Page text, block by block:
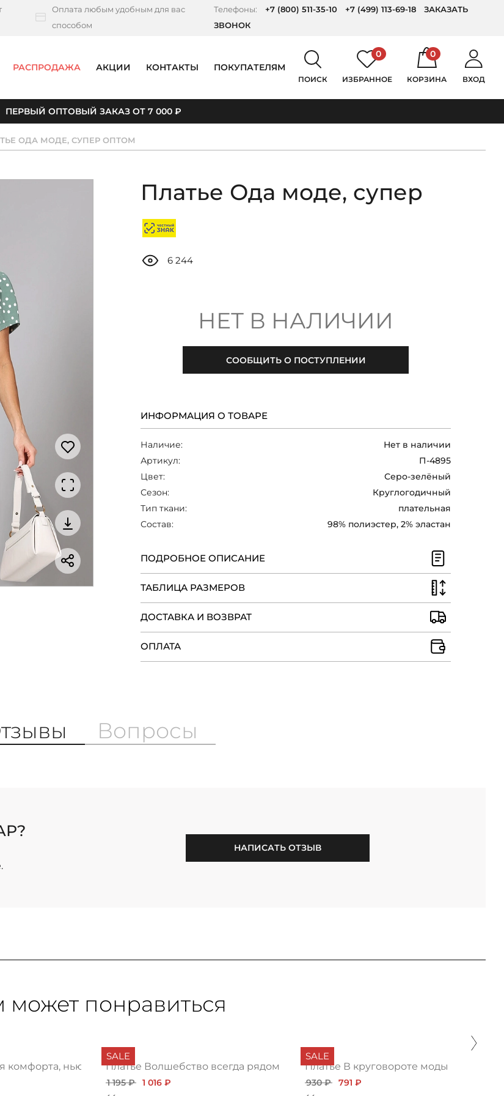
Оплата любым удобным для вас
способом
Телефоны: +7 (800) 511-35-10 +7 (499) 113-69-18
ЗАКАЗАТЬ
ЗВОНОК
РАСПРОДАЖА АКЦИИ КОНТАКТЫ ПОКУПАТЕЛЯМ
ПОИСК
0
ИЗБРАННОЕ
0
КОРЗИНА ВХОД
ПЕРВЫЙ ОПТОВЫЙ ЗАКАЗ ОТ 7 000 ₽
ОДА МОДЕ, СУПЕР ОПТОМ
Платье Ода моде, супер
6 244
НЕТ В НАЛИЧИИ
СООБЩИТЬ О ПОСТУПЛЕНИИ
ИНФОРМАЦИЯ О ТОВАРЕ
Наличие:
Нет в наличии
Артикул:
П-4895
Цвет:
Серо-зелёный
Сезон:
Круглогодичный
Тип ткани:
плательная
Состав:
98% полиэстер, 2% эластан
ПОДРОБНОЕ ОПИСАНИЕ
ТАБЛИЦА РАЗМЕРОВ
ДОСТАВКА И ВОЗВРАТ
ОПЛАТА
Вопросы
НАПИСАТЬ ОТЗЫВ
может понравиться
комфорта, нью
SALE
Платье Волшебство всегда рядом
1 195 ₽ 1 016 ₽
SALE
Платье В круговороте моды
930 ₽ 791 ₽